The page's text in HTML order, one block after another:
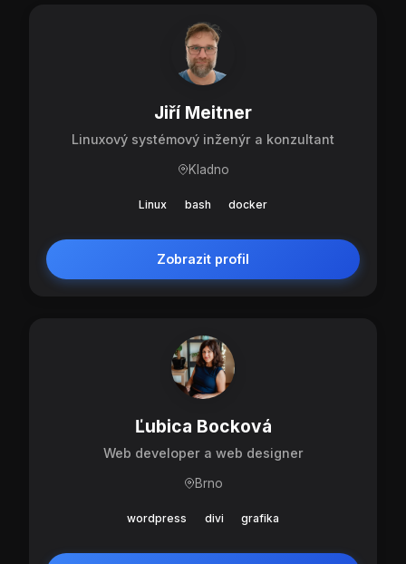
Jiří Meitner
Linuxový systémový inženýr a konzultant
Kladno
Linux bash docker
Zobrazit profil
Ľubica Bocková
Web developer a web designer
Brno
wordpress divi grafika